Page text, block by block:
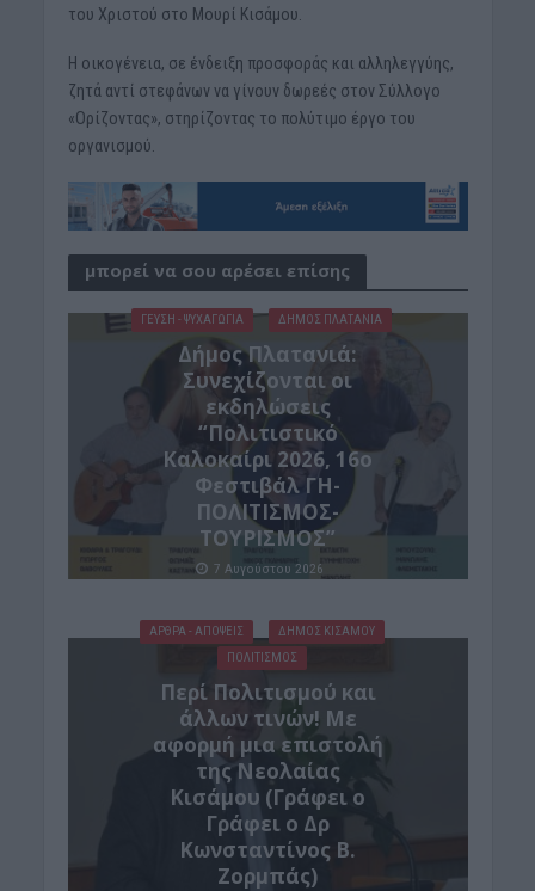
του Χριστού στο Μουρί Κισάμου.
Η οικογένεια, σε ένδειξη προσφοράς και αλληλεγγύης,
ζητά αντί στεφάνων να γίνουν δωρεές στον Σύλλογο
«Ορίζοντας», στηρίζοντας το πολύτιμο έργο του
οργανισμού.
μπορεί να σου αρέσει επίσης
ΓΕΎΣΗ - ΨΥΧΑΓΩΓΊΑ ΔΉΜΟΣ ΠΛΑΤΑΝΙΆ
Δήμος Πλατανιά:
Συνεχίζονται οι
εκδηλώσεις
“Πολιτιστικό
Καλοκαίρι 2026, 16ο
Φεστιβάλ ΓΗ-
ΠΟΛΙΤΙΣΜΟΣ-
ΤΟΥΡΙΣΜΟΣ”
7 Αυγούστου 2026
ΑΡΘΡΑ - ΑΠΟΨΕΙΣ
ΔΉΜΟΣ ΚΙΣΆΜΟΥ
ΠΟΛΙΤΙΣΜΟΣ
Περί Πολιτισμού και
άλλων τινών! Mε
αφορμή μια επιστολή
της Νεολαίας
Κισάμου (Γράφει ο
Γράφει ο Δρ
Κωνσταντίνος Β.
Ζορμπάς)